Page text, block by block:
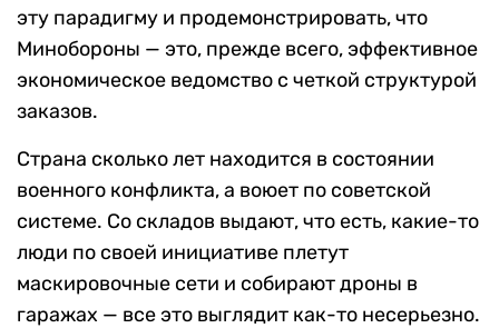
эту парадигму и продемонстрировать, что
Минобороны — это, прежде всего, эффективное
экономическое ведомство с четкой структурой
заказов.
Страна сколько лет находится в состоянии
военного конфликта, а воюет по советской
системе. Со складов выдают, что есть, какие-то
люди по своей инициативе плетут
маскировочные сети и собирают дроны в
гаражах — все это выглядит как-то несерьезно.